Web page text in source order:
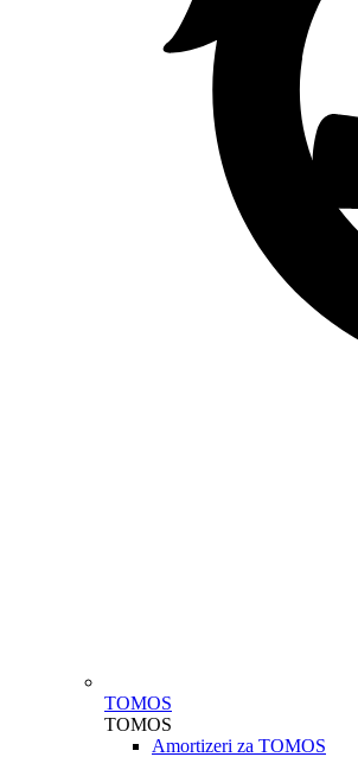
TOMOS
TOMOS
Amortizeri za TOMOS